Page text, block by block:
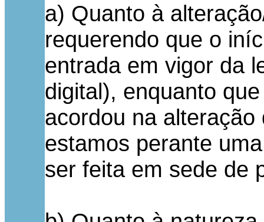
a) Quanto à
requerendo que o
entrada em vigor da
digital), enquanto
acordou na
estamos perante
ser feita em sede de